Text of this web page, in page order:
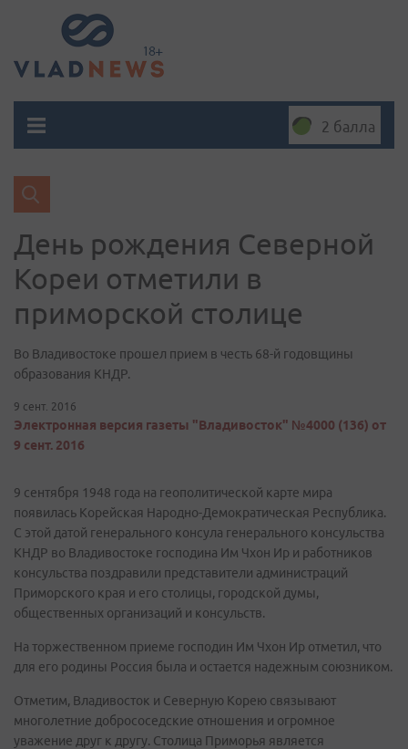
2 балла
День рождения Северной
Кореи отметили в
приморской столице
Во Владивостоке прошел прием в честь 68-й годовщины
образования КНДР.
9 сент. 2016
Электронная версия газеты "Владивосток" №4000 (136) от
9 сент. 2016
9 сентября 1948 года на геополитической карте мира
появилась Корейская Народно-Демократическая Республика.
С этой датой генерального консула генерального консульства
КНДР во Владивостоке господина Им Чхон Ир и работников
консульства поздравили представители администраций
Приморского края и его столицы, городской думы,
общественных организаций и консульств.
На торжественном приеме господин Им Чхон Ир отметил, что
для его родины Россия была и остается надежным союзником.
Отметим, Владивосток и Северную Корею связывают
многолетние добрососедские отношения и огромное
уважение друг к другу. Столица Приморья является